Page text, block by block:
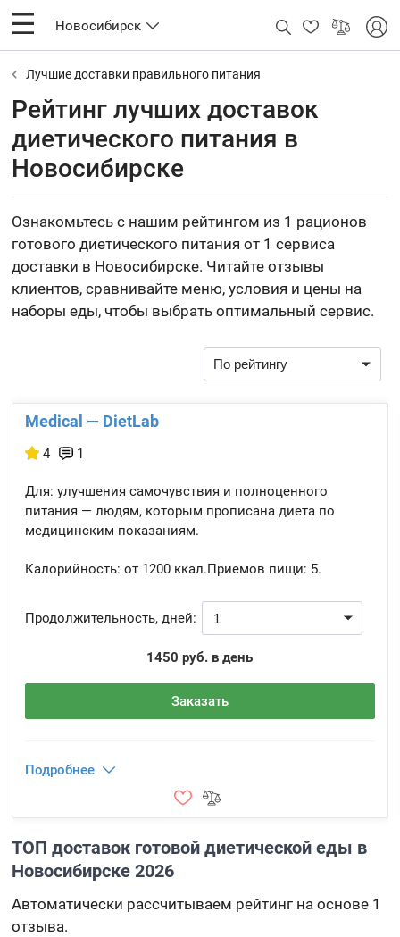
Новосибирск
Лучшие доставки правильного питания
Рейтинг лучших доставок
диетического питания в
Новосибирске
Ознакомьтесь с нашим рейтингом из 1 рационов
готового диетического питания от 1 сервиса
доставки в Новосибирске. Читайте отзывы
клиентов, сравнивайте меню, условия и цены на
наборы еды, чтобы выбрать оптимальный сервис.
Medical — DietLab
4 1
Для: улучшения самочувствия и полноценного
питания — людям, которым прописана диета по
медицинским показаниям.
Калорийность: от 1200 ккал.Приемов пищи: 5.
Продолжительность, дней:
1450 руб. в день
Заказать
Подробнее
ТОП доставок готовой диетической еды в
Новосибирске 2026
Автоматически рассчитываем рейтинг на основе 1
отзыва.